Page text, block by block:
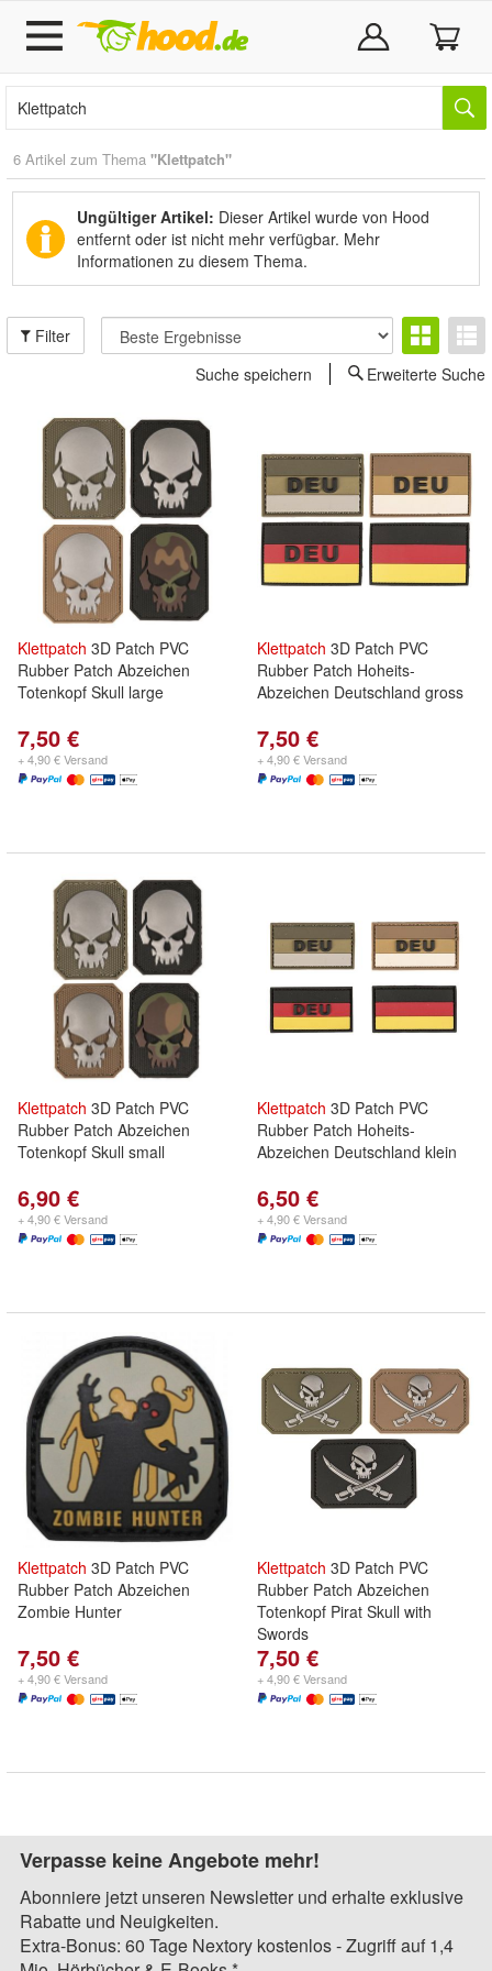
6 Artikel zum Thema "Klettpatch"
Ungültiger Artikel: Dieser Artikel wurde von Hood
entfernt oder ist nicht mehr verfügbar. Mehr
Informationen zu diesem Thema.
Filter
Suche speichern
Erweiterte Suche
Klettpatch 3D Patch PVC
Rubber Patch Abzeichen
Totenkopf Skull large
7,50 €
+ 4,90 € Versand
Klettpatch 3D Patch PVC
Rubber Patch Hoheits-
Abzeichen Deutschland gross
7,50 €
+ 4,90 € Versand
Klettpatch 3D Patch PVC
Rubber Patch Abzeichen
Totenkopf Skull small
6,90 €
+ 4,90 € Versand
Klettpatch 3D Patch PVC
Rubber Patch Hoheits-
Abzeichen Deutschland klein
6,50 €
+ 4,90 € Versand
Klettpatch 3D Patch PVC
Rubber Patch Abzeichen
Zombie Hunter
7,50 €
+ 4,90 € Versand
Klettpatch 3D Patch PVC
Rubber Patch Abzeichen
Totenkopf Pirat Skull with
Swords
7,50 €
+ 4,90 € Versand
Verpasse keine Angebote mehr!
Abonniere jetzt unseren Newsletter und erhalte exklusive
Rabatte und Neuigkeiten.
Extra-Bonus: 60 Tage Nextory kostenlos - Zugriff auf 1,4